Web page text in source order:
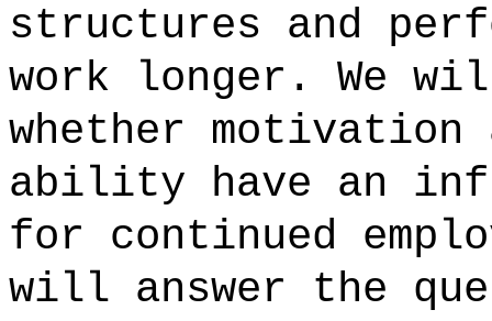
structures and
work longer. We
whether motivation
ability have an
for continued
will answer the